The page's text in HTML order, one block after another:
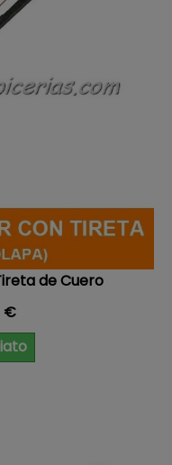
de Cuero
€